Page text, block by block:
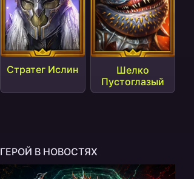
Стратег Ислин
Шелко
Пустоглазый
ГЕРОЙ В НОВОСТЯХ